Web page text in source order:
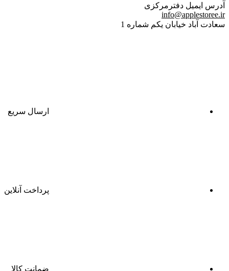
آدرس ایمیل دفترمرکزی
info@applestoree.ir
سعادت آباد خیابان یکم شماره 1
ارسال سریع
پرداخت آنلاین
ضمانت کالا